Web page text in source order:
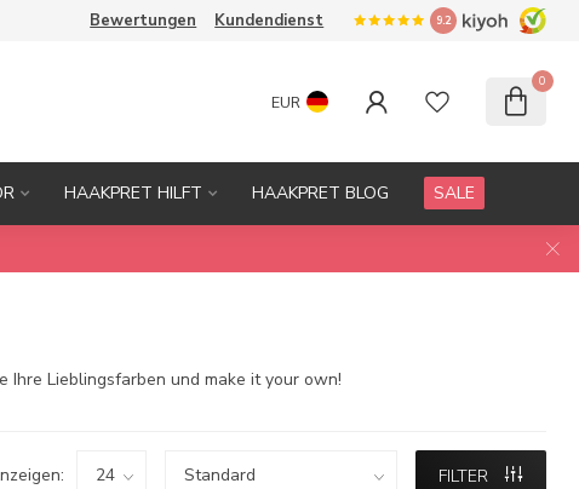
Bewertungen Kundendienst 9.2
EUR
0
HAAKPRET HILFT HAAKPRET BLOG SALE
Ihre Lieblingsfarben und make it your own!
FILTER